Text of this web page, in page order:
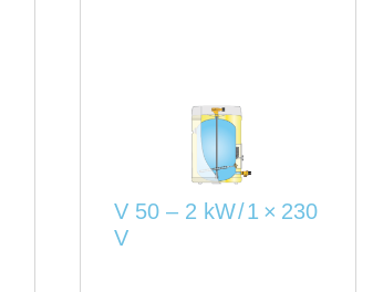
V 50 – 2 kW / 1 × 230
V